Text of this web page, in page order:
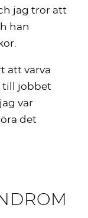
jag tror att
han
att varva
till jobbet
var
det